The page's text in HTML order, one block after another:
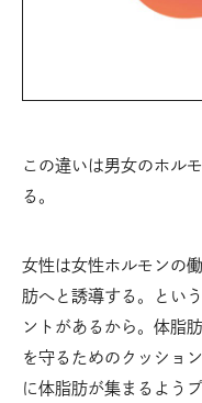
この違いは男女のホル
る。
女性は女性ホルモンの
肪へと誘導する。とい
ントがあるから。体脂
を守るためのクッショ
に体脂肪が集まるよう